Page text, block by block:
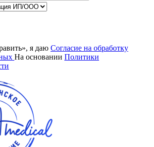
я даю Согласие на обработку
На основании Политики